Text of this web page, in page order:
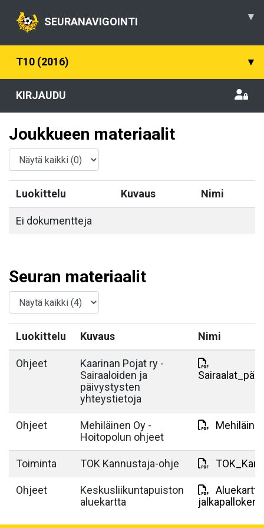
SEURANAVIGOINTI ▾
T10 (2016) ▾
KIRJAUDU
Joukkueen materiaalit
Luokittelu Kuvaus Nimi
Ei dokumentteja
Seuran materiaalit
Luokittelu Kuvaus Nimi
Ohjeet
Kaarinan Pojat ry -
Sairaaloiden ja
päivystysten
yhteystietoja
Ohjeet
Mehiläinen Oy -
Hoitopolun ohjeet
Toiminta TOK Kannustaja-ohje
Ohjeet
Keskusliikuntapuiston
aluekartta